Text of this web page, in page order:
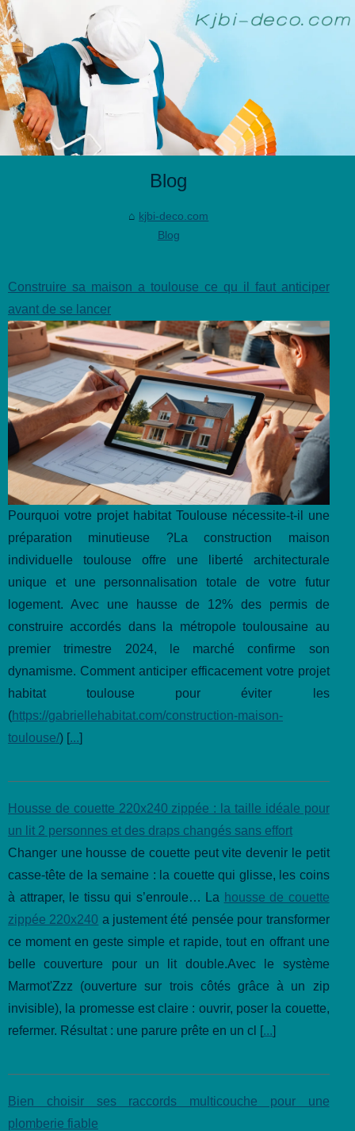
Blog
kjbi-deco.com
Blog
Construire sa maison a toulouse ce qu il faut anticiper
avant de se lancer
Pourquoi votre projet habitat Toulouse nécessite-t-il une
préparation minutieuse ?La construction maison
individuelle toulouse offre une liberté architecturale
unique et une personnalisation totale de votre futur
logement. Avec une hausse de 12% des permis de
construire accordés dans la métropole toulousaine au
premier trimestre 2024, le marché confirme son
dynamisme. Comment anticiper efficacement votre projet
habitat toulouse pour éviter les
(https://gabriellehabitat.com/construction-maison-
toulouse/) [...]
Housse de couette 220x240 zippée : la taille idéale pour
un lit 2 personnes et des draps changés sans effort
Changer une housse de couette peut vite devenir le petit
casse-tête de la semaine : la couette qui glisse, les coins
à attraper, le tissu qui s’enroule… La housse de couette
zippée 220x240 a justement été pensée pour transformer
ce moment en geste simple et rapide, tout en offrant une
belle couverture pour un lit double.Avec le système
Marmot'Zzz (ouverture sur trois côtés grâce à un zip
invisible), la promesse est claire : ouvrir, poser la couette,
refermer. Résultat : une parure prête en un cl [...]
Bien choisir ses raccords multicouche pour une
plomberie fiable